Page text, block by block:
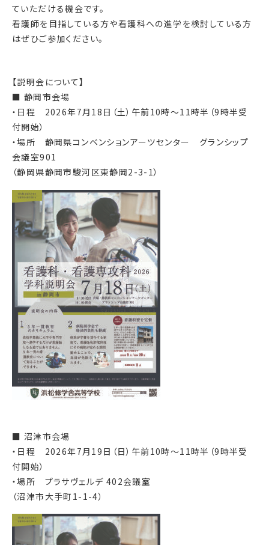
ていただける機会です。
看護師を目指している方や看護科への進学を検討している方
はぜひご参加ください。
【説明会について】
■ 静岡市会場
・日程 2026年7月18日（土）午前10時～11時半（9時半受
付開始）
・場所 静岡県コンベンションアーツセンター グランシップ
会議室901
（静岡県静岡市駿河区東静岡2-3-1）
■ 沼津市会場
・日程 2026年7月19日（日）午前10時～11時半（9時半受
付開始）
・場所 プラサヴェルデ 402会議室
（沼津市大手町1-1-4）